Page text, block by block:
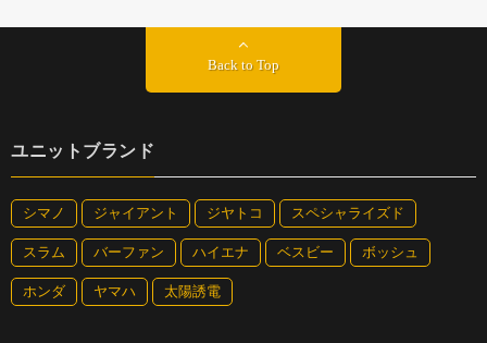
Back to Top
ユニットブランド
シマノ ジャイアント ジヤトコ スペシャライズド
スラム バーファン ハイエナ ベスビー ボッシュ
ホンダ ヤマハ 太陽誘電